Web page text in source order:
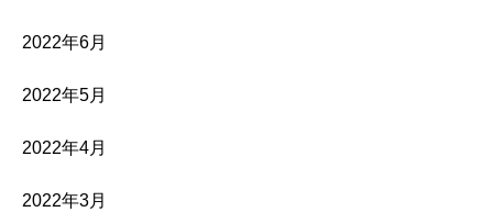
2022年6月
2022年5月
2022年4月
2022年3月